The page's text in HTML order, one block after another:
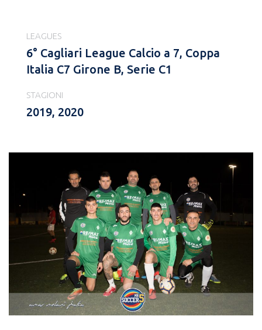
LEAGUES
6° Cagliari League Calcio a 7, Coppa
Italia C7 Girone B, Serie C1
STAGIONI
2019, 2020